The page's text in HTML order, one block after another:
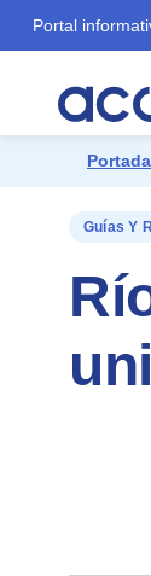
Portal
Portada
Guías Y